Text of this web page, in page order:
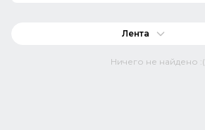
Лента
Ничего не найдено :(